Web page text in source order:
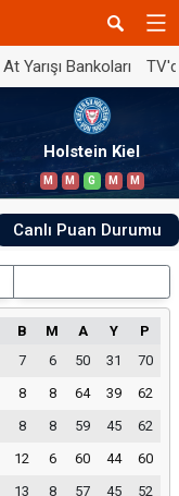
At Yarışı Bankoları
Holstein Kiel
M M G M M
Canlı Puan Durumu
B M A Y
P
7 6 50 31
70
8 8 64 39
62
8 8 59 45
62
12 6 60 44
60
13 8 57 45
52